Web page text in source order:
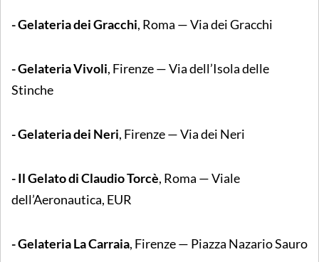
- Gelateria dei Gracchi, Roma — Via dei Gracchi
- Gelateria Vivoli, Firenze — Via dell’Isola delle
Stinche
- Gelateria dei Neri, Firenze — Via dei Neri
- Il Gelato di Claudio Torcè, Roma — Viale
dell’Aeronautica, EUR
- Gelateria La Carraia, Firenze — Piazza Nazario Sauro